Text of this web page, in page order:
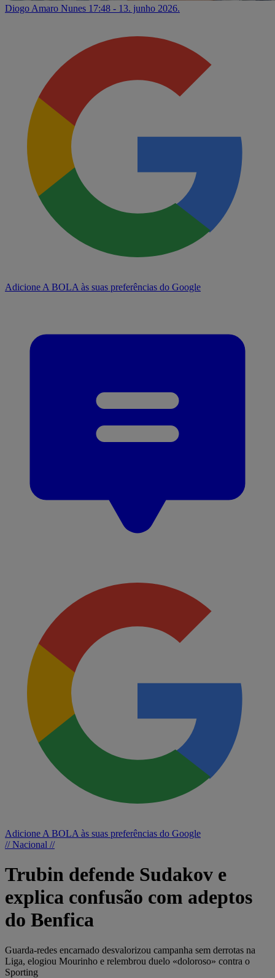
Diogo Amaro Nunes 17:48 - 13. junho 2026.
Adicione A BOLA às suas preferências do Google
Adicione A BOLA às suas preferências do Google
// Nacional //
Trubin defende Sudakov e
explica confusão com adeptos
do Benfica
Guarda-redes encarnado desvalorizou campanha sem derrotas na
Liga, elogiou Mourinho e relembrou duelo «doloroso» contra o
Sporting